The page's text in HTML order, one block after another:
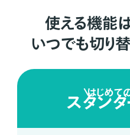
使える機能
いつでも切り
はじめて
スタン